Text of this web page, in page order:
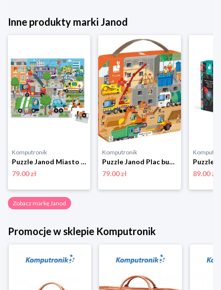
Inne produkty marki Janod
Komputronik
Puzzle Janod Miasto w walizce 36 elementów
79.00 zł
Komputronik
Puzzle Janod Plac budowy w walizce 36 elementów
79.00 zł
89.00 zł
Zobacz markę Janod
Promocje w sklepie Komputronik